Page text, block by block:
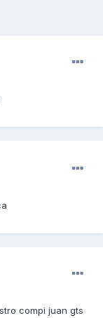
compi juan gts